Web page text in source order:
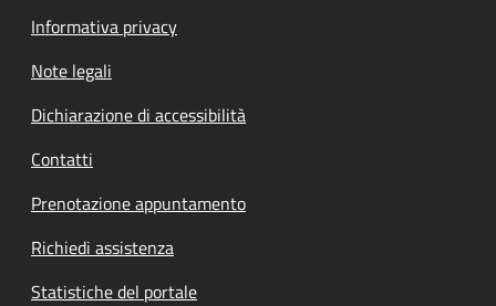
Informativa privacy
Note legali
Dichiarazione di accessibilità
Contatti
Prenotazione appuntamento
Richiedi assistenza
Statistiche del portale